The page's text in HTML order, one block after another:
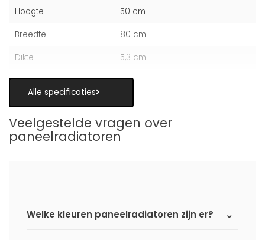
Hoogte 50 cm
Breedte 80 cm
Dikte 5,3 cm
Alle specificaties
Veelgestelde vragen over
paneelradiatoren
Welke kleuren paneelradiatoren zijn er?